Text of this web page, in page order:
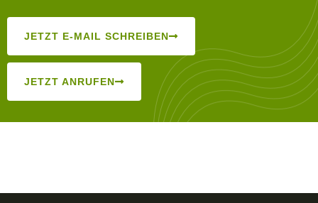
JETZT E-MAIL SCHREIBEN
JETZT ANRUFEN